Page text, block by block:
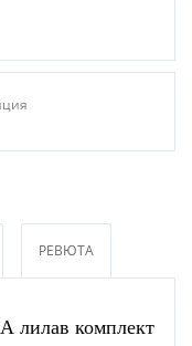
РЕВЮТА
лилав комплект